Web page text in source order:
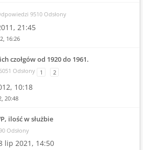
9510 Odsłony
21:45
16:26
czołgów od 1920 do 1961.
Odsłony 1 2
10:18
20:48
ilość w służbie
Odsłony
lip 2021, 14:50